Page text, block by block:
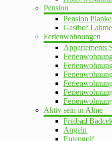
Pension
Pension
Gasthof Lahme
Ferienwohnungen
Appartements
Aktiv sein in Alme
Freibad
Angeln
Entengolf